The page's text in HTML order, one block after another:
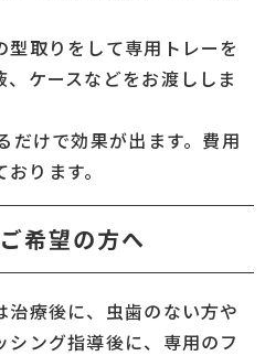
型取りをして専用トレーを
ケースなどをお渡ししま
だけで効果が出ます。費用
ります。
希望の方へ
療後に、虫歯のない方や
ング指導後に、専用のフ